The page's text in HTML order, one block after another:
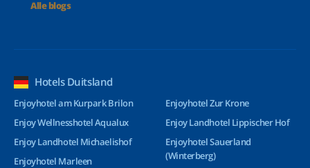
Alle blogs
Hotels Duitsland
Enjoyhotel am Kurpark Brilon
Enjoy Wellnesshotel Aqualux
Enjoy Landhotel Michaelishof
Enjoyhotel Marleen
Enjoyhotel Zur Krone
Enjoy Landhotel Lippischer Hof
Enjoyhotel Sauerland
(Winterberg)